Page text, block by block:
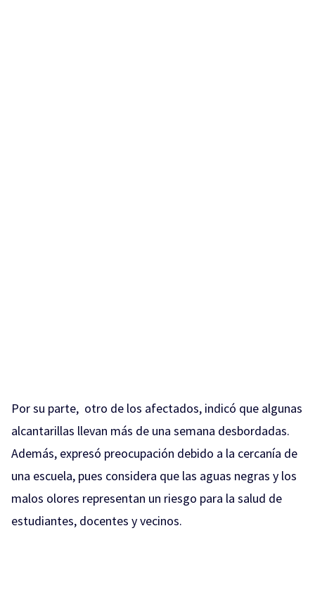
Por su parte, otro de los afectados, indicó que algunas
alcantarillas llevan más de una semana desbordadas.
Además, expresó preocupación debido a la cercanía de
una escuela, pues considera que las aguas negras y los
malos olores representan un riesgo para la salud de
estudiantes, docentes y vecinos.